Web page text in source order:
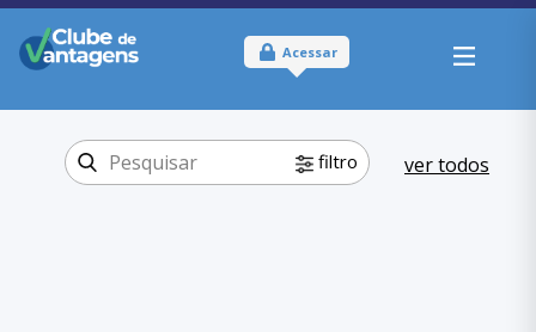
Acessar
filtro ver todos